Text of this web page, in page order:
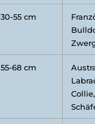
30-55 cm
55-68 cm